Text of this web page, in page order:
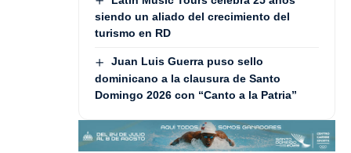
siendo un aliado del crecimiento del
turismo en RD
Juan Luis Guerra puso sello
dominicano a la clausura de Santo
Domingo 2026 con “Canto a la Patria”